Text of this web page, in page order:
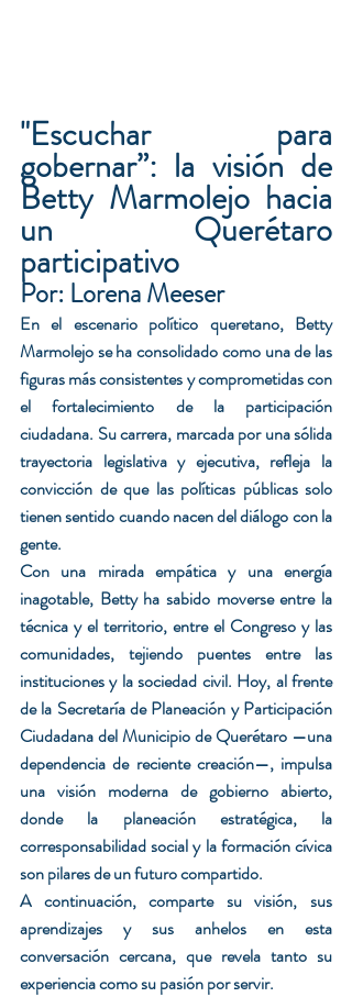
"Escuchar para
gobernar”: la visión de
Betty Marmolejo hacia
un Querétaro
participativo
Por: Lorena Meeser
En el escenario político queretano, Betty
Marmolejo se ha consolidado como una de las
figuras más consistentes y comprometidas con
el fortalecimiento de la participación
ciudadana. Su carrera, marcada por una sólida
trayectoria legislativa y ejecutiva, refleja la
convicción de que las políticas públicas solo
tienen sentido cuando nacen del diálogo con la
gente.
Con una mirada empática y una energía
inagotable, Betty ha sabido moverse entre la
técnica y el territorio, entre el Congreso y las
comunidades, tejiendo puentes entre las
instituciones y la sociedad civil. Hoy, al frente
de la Secretaría de Planeación y Participación
Ciudadana del Municipio de Querétaro —una
dependencia de reciente creación—, impulsa
una visión moderna de gobierno abierto,
donde la planeación estratégica, la
corresponsabilidad social y la formación cívica
son pilares de un futuro compartido.
A continuación, comparte su visión, sus
aprendizajes y sus anhelos en esta
conversación cercana, que revela tanto su
experiencia como su pasión por servir.